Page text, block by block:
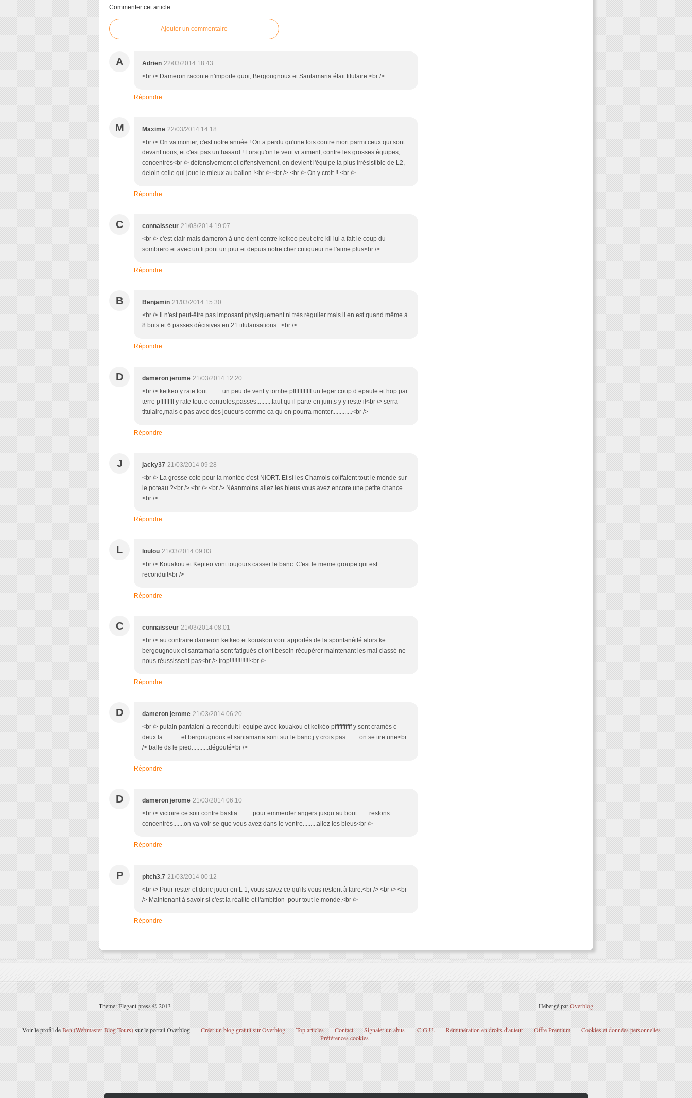
Commenter cet article
Ajouter un commentaire
A Adrien 22/03/2014 18:43
<br /> Dameron raconte n'importe quoi, Bergougnoux et Santamaria était titulaire.<br />
Répondre
M Maxime 22/03/2014 14:18
<br /> On va monter, c'est notre année ! On a perdu qu'une fois contre niort parmi ceux qui sont
devant nous, et c'est pas un hasard ! Lorsqu'on le veut vr aiment, contre les grosses équipes,
concentrés<br /> défensivement et offensivement, on devient l'équipe la plus irrésistible de L2,
deloin celle qui joue le mieux au ballon !<br /> <br /> <br /> On y croit !! <br />
Répondre
C connaisseur 21/03/2014 19:07
<br /> c'est clair mais dameron à une dent contre ketkeo peut etre kil lui a fait le coup du
sombrero et avec un ti pont un jour et depuis notre cher critiqueur ne l'aime plus<br />
Répondre
B Benjamin 21/03/2014 15:30
<br /> Il n'est peut-être pas imposant physiquement ni très régulier mais il en est quand même à
8 buts et 6 passes décisives en 21 titularisations...<br />
Répondre
D dameron jerome 21/03/2014 12:20
<br /> ketkeo y rate tout..........un peu de vent y tombe pffffffffffff un leger coup d epaule et hop par
terre pfffffffff y rate tout c controles,passes..........faut qu il parte en juin,s y y reste il<br /> serra
titulaire,mais c pas avec des joueurs comme ca qu on pourra monter.............<br />
Répondre
J jacky37 21/03/2014 09:28
<br /> La grosse cote pour la montée c'est NIORT. Et si les Chamois coiffaient tout le monde sur
le poteau ?<br /> <br /> <br /> Néanmoins allez les bleus vous avez encore une petite chance.
<br />
Répondre
L loulou 21/03/2014 09:03
<br /> Kouakou et Kepteo vont toujours casser le banc. C'est le meme groupe qui est
reconduit<br />
Répondre
C connaisseur 21/03/2014 08:01
<br /> au contraire dameron ketkeo et kouakou vont apportés de la spontanéité alors ke
bergougnoux et santamaria sont fatigués et ont besoin récupérer maintenant les mal classé ne
nous réussissent pas<br /> trop!!!!!!!!!!!!!<br />
Répondre
D dameron jerome 21/03/2014 06:20
<br /> putain pantaloni a reconduit l equipe avec kouakou et ketkéo pfffffffffff y sont cramés c
deux la............et bergougnoux et santamaria sont sur le banc,j y crois pas.........on se tire une<br
/> balle ds le pied...........dégouté<br />
Répondre
D dameron jerome 21/03/2014 06:10
<br /> victoire ce soir contre bastia..........pour emmerder angers jusqu au bout........restons
concentrés.......on va voir se que vous avez dans le ventre.........allez les bleus<br />
Répondre
P pitch3.7 21/03/2014 00:12
<br /> Pour rester et donc jouer en L 1, vous savez ce qu'ils vous restent à faire.<br /> <br /> <br
/> Maintenant à savoir si c'est la réalité et l'ambition pour tout le monde.<br />
Répondre
Theme: Elegant press © 2013 Hébergé parOverblog
Voir le profil deBen (Webmaster Blog Tours)sur le portail Overblog Créer un blog gratuit sur Overblog Top articles Contact Signaler un abus C.G.U. Rémunération en droits d'auteur Offre Premium
Cookies et données personnelles
Préférences cookies